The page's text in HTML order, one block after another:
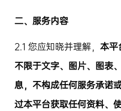
二、服务内容
2.1您应知晓并理解，本平
不限于文字、图片、图表
息，不构成任何服务承诺
过本平台获取任何资料、